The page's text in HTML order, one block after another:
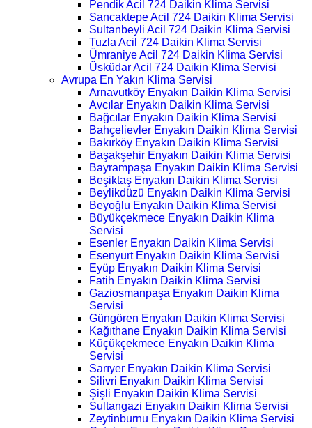
Pendik Acil 724 Daikin Klima Servisi
Sancaktepe Acil 724 Daikin Klima Servisi
Sultanbeyli Acil 724 Daikin Klima Servisi
Tuzla Acil 724 Daikin Klima Servisi
Ümraniye Acil 724 Daikin Klima Servisi
Üsküdar Acil 724 Daikin Klima Servisi
Avrupa En Yakın Klima Servisi
Arnavutköy Enyakın Daikin Klima Servisi
Avcılar Enyakın Daikin Klima Servisi
Bağcılar Enyakın Daikin Klima Servisi
Bahçelievler Enyakın Daikin Klima Servisi
Bakırköy Enyakın Daikin Klima Servisi
Başakşehir Enyakın Daikin Klima Servisi
Bayrampaşa Enyakın Daikin Klima Servisi
Beşiktaş Enyakın Daikin Klima Servisi
Beylikdüzü Enyakın Daikin Klima Servisi
Beyoğlu Enyakın Daikin Klima Servisi
Büyükçekmece Enyakın Daikin Klima
Servisi
Esenler Enyakın Daikin Klima Servisi
Esenyurt Enyakın Daikin Klima Servisi
Eyüp Enyakın Daikin Klima Servisi
Fatih Enyakın Daikin Klima Servisi
Gaziosmanpaşa Enyakın Daikin Klima
Servisi
Güngören Enyakın Daikin Klima Servisi
Kağıthane Enyakın Daikin Klima Servisi
Küçükçekmece Enyakın Daikin Klima
Servisi
Sarıyer Enyakın Daikin Klima Servisi
Silivri Enyakın Daikin Klima Servisi
Şişli Enyakın Daikin Klima Servisi
Sultangazi Enyakın Daikin Klima Servisi
Zeytinburnu Enyakın Daikin Klima Servisi